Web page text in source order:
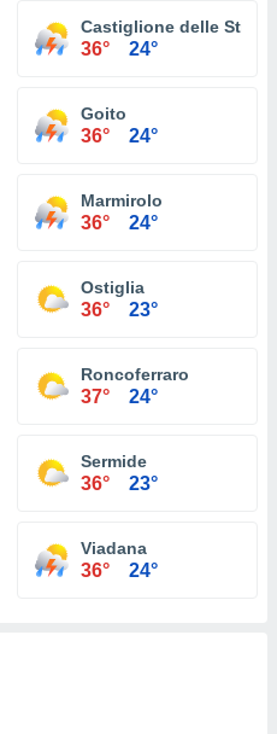
Castiglione delle
36° 24°
Goito
36° 24°
Marmirolo
36° 24°
Ostiglia
36° 23°
Roncoferraro
37° 24°
Sermide
36° 23°
Viadana
36° 24°